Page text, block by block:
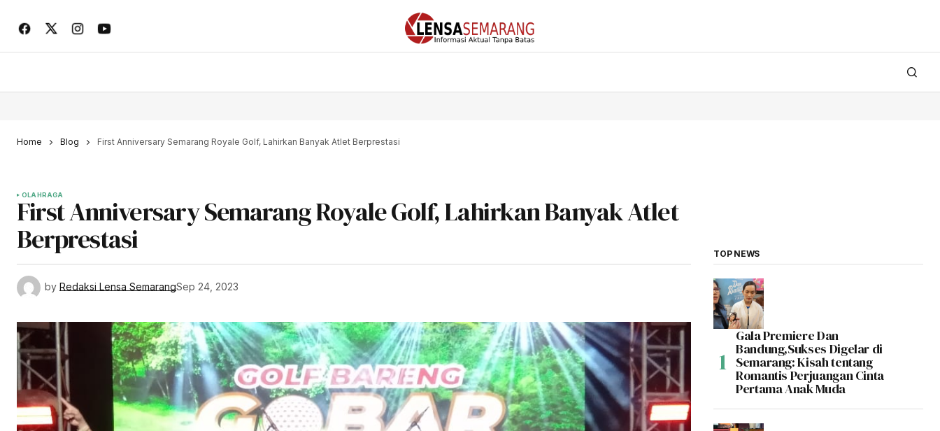
Home Blog First Anniversary Semarang Royale Golf, Lahirkan Banyak Atlet Berprestasi
OLAHRAGA
First Anniversary Semarang Royale Golf, Lahirkan Banyak Atlet
Berprestasi
by Redaksi Lensa SemarangSep 24, 2023
TOP NEWS
Gala Premiere Dan
Bandung,Sukses Digelar di
Semarang: Kisah tentang
Romantis Perjuangan Cinta
Pertama Anak Muda